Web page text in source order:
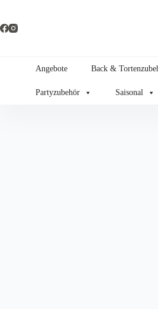
springen
Angebote Back &
Partyzubehör Saisonal